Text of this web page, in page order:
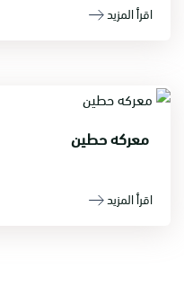
اقرأ المزيد
معركه حطين
اقرأ المزيد